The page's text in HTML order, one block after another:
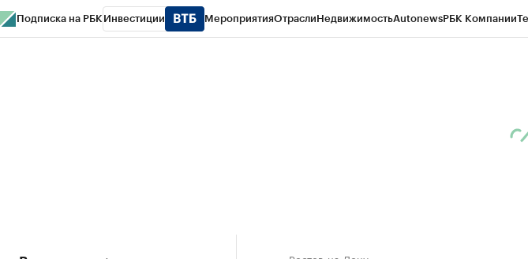
Подписка на РБК Инвестиции МероприятияОтраслиНедвижимостьAutonewsРБК Компании